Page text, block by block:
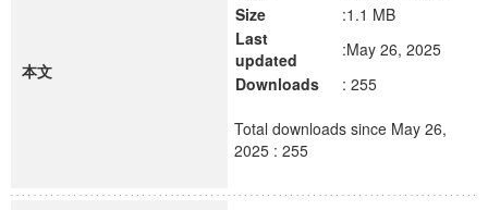
本文
Size
:1.1 MB
Last
updated
:May 26, 2025
Downloads
: 255
Total downloads since May 26,
2025 : 255